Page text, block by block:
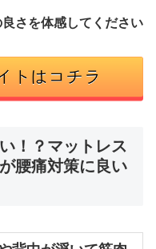
さを体感してください
！？マットレス
腰痛対策に良い